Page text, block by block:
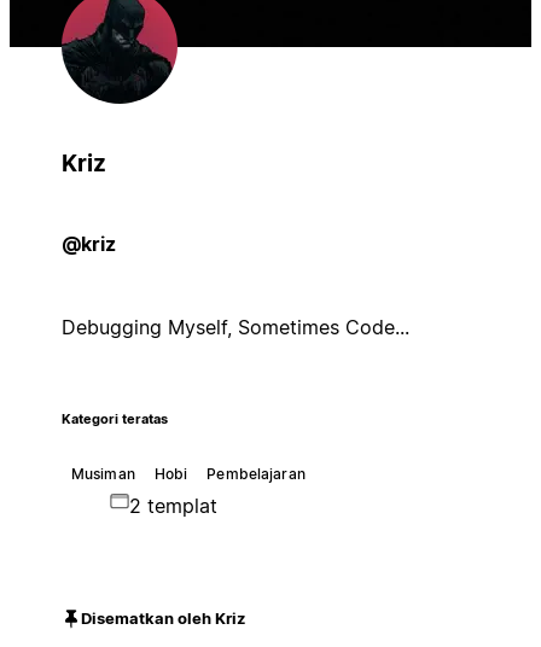
Kriz
@kriz
Debugging Myself, Sometimes Code...
Kategori teratas
Musiman Hobi Pembelajaran
2 templat
Disematkan oleh Kriz